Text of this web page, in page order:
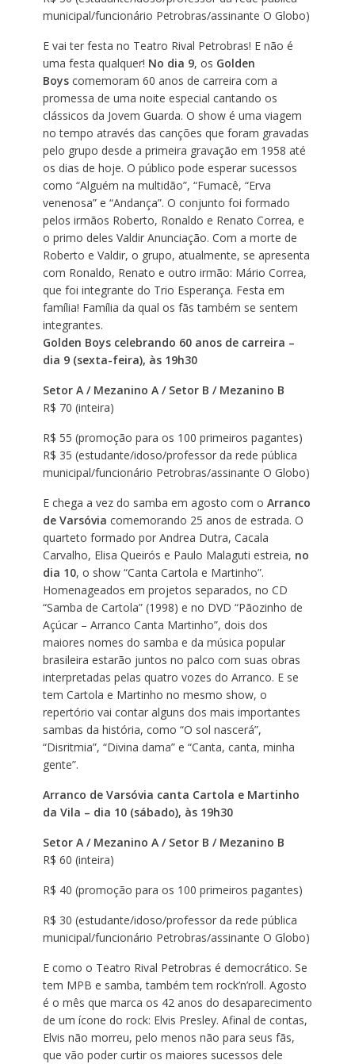
municipal/funcionário Petrobras/assinante O Globo)
E vai ter festa no Teatro Rival Petrobras! E não é
uma festa qualquer! No dia 9, os Golden
Boyscomemoram 60 anos de carreira com a
promessa de uma noite especial cantando os
clássicos da Jovem Guarda. O show é uma viagem
no tempo através das canções que foram gravadas
pelo grupo desde a primeira gravação em 1958 até
os dias de hoje. O público pode esperar sucessos
como “Alguém na multidão”, “Fumacê, “Erva
venenosa” e “Andança”. O conjunto foi formado
pelos irmãos Roberto, Ronaldo e Renato Correa, e
o primo deles Valdir Anunciação. Com a morte de
Roberto e Valdir, o grupo, atualmente, se apresenta
com Ronaldo, Renato e outro irmão: Mário Correa,
que foi integrante do Trio Esperança. Festa em
família! Família da qual os fãs também se sentem
integrantes.
Golden Boys celebrando 60 anos de carreira –
dia 9 (sexta-feira), às 19h30
Setor A / Mezanino A / Setor B / Mezanino B
R$ 70 (inteira)
R$ 55 (promoção para os 100 primeiros pagantes)
R$ 35 (estudante/idoso/professor da rede pública
municipal/funcionário Petrobras/assinante O Globo)
E chega a vez do samba em agosto com o Arranco
de Varsóvia comemorando 25 anos de estrada. O
quarteto formado por Andrea Dutra, Cacala
Carvalho, Elisa Queirós e Paulo Malaguti estreia, no
dia 10, o show “Canta Cartola e Martinho”.
Homenageados em projetos separados, no CD
“Samba de Cartola” (1998) e no DVD “Pãozinho de
Açúcar – Arranco Canta Martinho”, dois dos
maiores nomes do samba e da música popular
brasileira estarão juntos no palco com suas obras
interpretadas pelas quatro vozes do Arranco. E se
tem Cartola e Martinho no mesmo show, o
repertório vai contar alguns dos mais importantes
sambas da história, como “O sol nascerá”,
“Disritmia”, “Divina dama” e “Canta, canta, minha
gente”.
Arranco de Varsóvia canta Cartola e Martinho
da Vila – dia 10 (sábado), às 19h30
Setor A / Mezanino A / Setor B / Mezanino B
R$ 60 (inteira)
R$ 40 (promoção para os 100 primeiros pagantes)
R$ 30 (estudante/idoso/professor da rede pública
municipal/funcionário Petrobras/assinante O Globo)
E como o Teatro Rival Petrobras é democrático. Se
tem MPB e samba, também tem rock’n’roll. Agosto
é o mês que marca os 42 anos do desaparecimento
de um ícone do rock: Elvis Presley. Afinal de contas,
Elvis não morreu, pelo menos não para seus fãs,
que vão poder curtir os maiores sucessos dele